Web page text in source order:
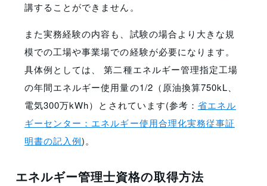
講することができません。
また実務経験の内容も、試験の場合より大きな規
模での工場や事業場での経験が必要になります。
具体例としては、 第二種エネルギー管理指定工場
の年間エネルギー使用量の1/2（原油換算750kL、
電気300万kWh）とされています(参考： 省エネル
ギーセンター：エネルギー使用合理化実務従事証
明書の記入例)。
エネルギー管理士資格の取得方法